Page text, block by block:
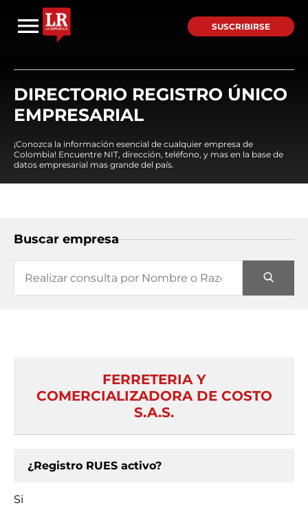
SUSCRIBIRSE
DIRECTORIO REGISTRO ÚNICO
EMPRESARIAL
¡Conozca la información esencial de cualquier empresa de
Colombia! Encuentre NIT, dirección, teléfono, y mas en la base de
datos empresarial mas grande del país.
Buscar empresa
FERRETERIA Y
COMERCIALIZADORA DE COSTO
S.A.S.
¿Registro RUES activo?
Si